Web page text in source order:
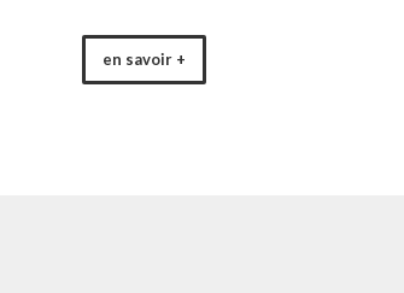
en savoir +